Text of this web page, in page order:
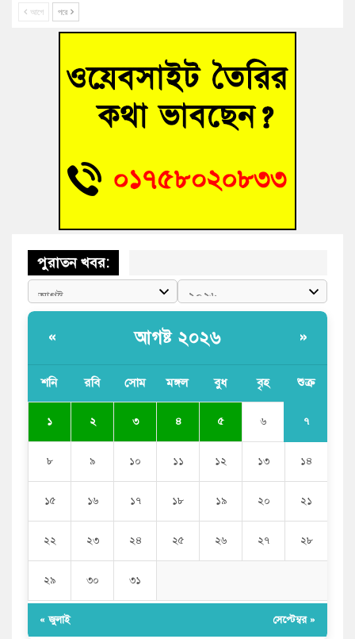
আহত শিক্ষার্থীদের দেখতে গিয়ে মেডিকেলের ক্যান্টিনে অবরুদ্ধ জবি
হোমনায় বিধবা নারীর জমি দখল ও জীবননাশের হুমকির অভিযোগ
বুড়িচংয়ে অতিথি পাখির আবাসস্থল সংরক্ষণে প্রশাসনের উদ্যোগ; ৯
বুড়িচংয়ে জুলাই গণঅভ্যুত্থান দিবস উদযাপন উপলক্ষে প্রস্তুতিমূলক
আগে পরে
পুরাতন খবর:
« আগষ্ট ২০২৬ »
শনি রবি সোম মঙ্গল বুধ বৃহ শুক্র
১ ২ ৩ ৪ ৫ ৬ ৭
৮ ৯ ১০ ১১ ১২ ১৩ ১৪
১৫ ১৬ ১৭ ১৮ ১৯ ২০ ২১
২২ ২৩ ২৪ ২৫ ২৬ ২৭ ২৮
২৯ ৩০ ৩১
« জুলাই সেপ্টেম্বর »